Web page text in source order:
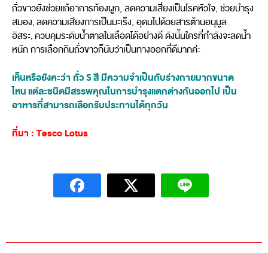
ถั่วขาวยังช่วยแก้อาการท้องผูก, ลดความเสี่ยงเป็นโรคหัวใจ, ช่วยบำรุง
สมอง, ลดความเสียงการเป็นมะเร็ง, อุดมไปด้วยสารต้านอนุมูล
อิสระ, ควบคุมระดับน้ำตาลในเลือดได้อย่างดี ดังนั้นใครที่กำลังจะลดน้ำ
หนัก การเลือกกินถั่วขาวก็นับว่าเป็นทางออกที่ดีมากค่ะ
เห็นหรือยังคะว่า ถั่ว5 สี มีความจำเป็นกับร่างกายมากขนาด
ไหนแต่ละชนิดมีสรรพคุณในการบำรุงแตกต่างกันออกไป เป็น
อาหารที่สามารถเลือกรับประทานได้ทุกวัน
ที่มา : Tesco Lotus